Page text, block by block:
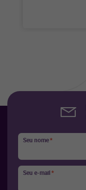
Seu nome*
Seu e-mail*